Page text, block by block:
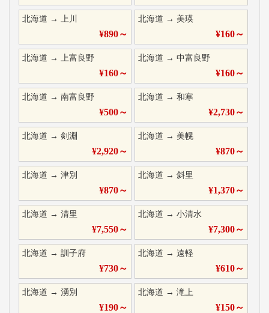
北海道 → 上川
¥890～
北海道 → 美瑛
¥160～
北海道 → 上富良野
¥160～
北海道 →中富良野
¥160～
北海道 → 南富良野
¥500～
北海道 →和寒
¥2,730～
北海道 → 剣淵
¥2,920～
北海道 → 美幌
¥870～
北海道 → 津別
¥870～
北海道 →斜里
¥1,370～
北海道 → 清里
¥7,550～
北海道 →小清水
¥7,300～
北海道 → 訓子府
¥730～
北海道 →遠軽
¥610～
北海道 → 湧別
¥190～
北海道 →滝上
¥150～